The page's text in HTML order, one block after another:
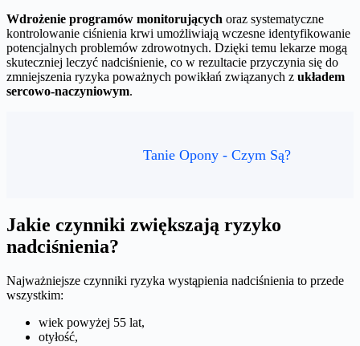
Wdrożenie programów monitorujących oraz systematyczne
kontrolowanie ciśnienia krwi umożliwiają wczesne identyfikowanie
potencjalnych problemów zdrowotnych. Dzięki temu lekarze mogą
skuteczniej leczyć nadciśnienie, co w rezultacie przyczynia się do
zmniejszenia ryzyka poważnych powikłań związanych z układem
sercowo-naczyniowym.
Tanie Opony - Czym Są?
Jakie czynniki zwiększają ryzyko
nadciśnienia?
Najważniejsze czynniki ryzyka wystąpienia nadciśnienia to przede
wszystkim:
wiek powyżej 55 lat,
otyłość,